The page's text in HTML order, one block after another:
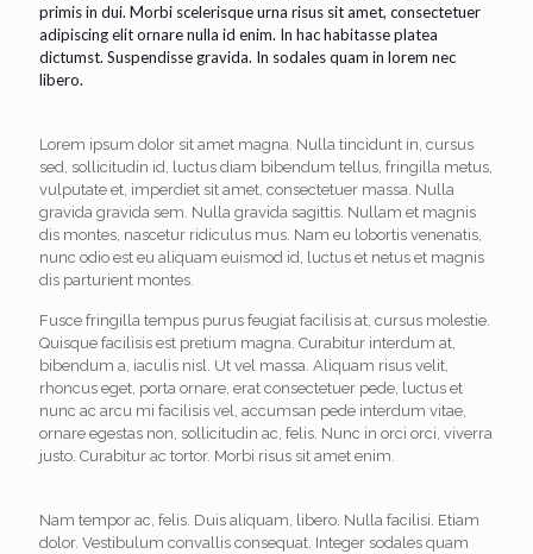
primis in dui. Morbi scelerisque urna risus sit amet, consectetuer
adipiscing elit ornare nulla id enim. In hac habitasse platea
dictumst. Suspendisse gravida. In sodales quam in lorem nec
libero.
Lorem ipsum dolor sit amet magna. Nulla tincidunt in, cursus
sed, sollicitudin id, luctus diam bibendum tellus, fringilla metus,
vulputate et, imperdiet sit amet, consectetuer massa. Nulla
gravida gravida sem. Nulla gravida sagittis. Nullam et magnis
dis montes, nascetur ridiculus mus. Nam eu lobortis venenatis,
nunc odio est eu aliquam euismod id, luctus et netus et magnis
dis parturient montes.
Fusce fringilla tempus purus feugiat facilisis at, cursus molestie.
Quisque facilisis est pretium magna. Curabitur interdum at,
bibendum a, iaculis nisl. Ut vel massa. Aliquam risus velit,
rhoncus eget, porta ornare, erat consectetuer pede, luctus et
nunc ac arcu mi facilisis vel, accumsan pede interdum vitae,
ornare egestas non, sollicitudin ac, felis. Nunc in orci orci, viverra
justo. Curabitur ac tortor. Morbi risus sit amet enim.
Nam tempor ac, felis. Duis aliquam, libero. Nulla facilisi. Etiam
dolor. Vestibulum convallis consequat. Integer sodales quam